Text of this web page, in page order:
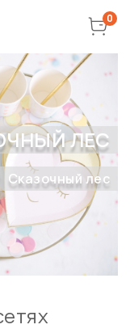
0
ЛЕС
Сказочный лес